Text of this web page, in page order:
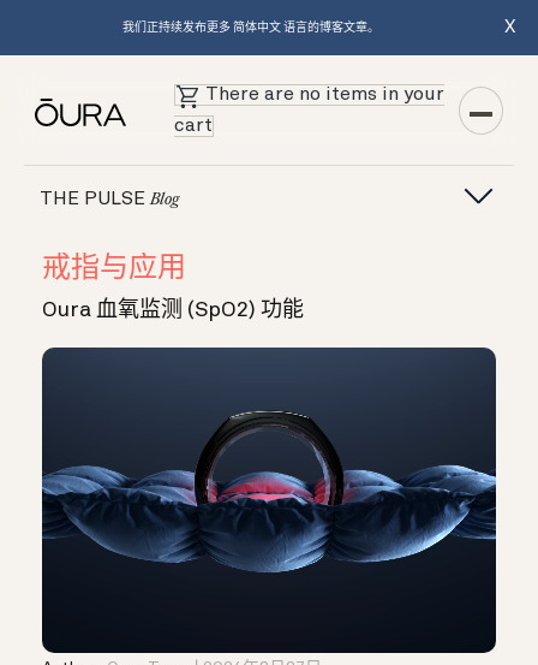
我们正持续发布更多 简体中文 语言的博客文章。 X
There are no items in your
cart
THE PULSEBlog
戒指与应用
Oura 血氧监测 (SpO2) 功能